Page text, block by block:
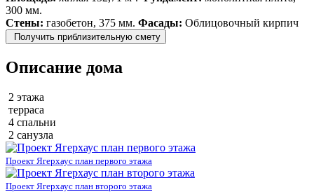
300 мм.
Стены: газобетон, 375 мм. Фасады: Облицовочный кирпич
Получить приблизительную смету
Описание дома
2 этажа
терраса
4 спальни
2 санузла
Проект Ягерхаус план первого этажа
Проект Ягерхаус план второго этажа